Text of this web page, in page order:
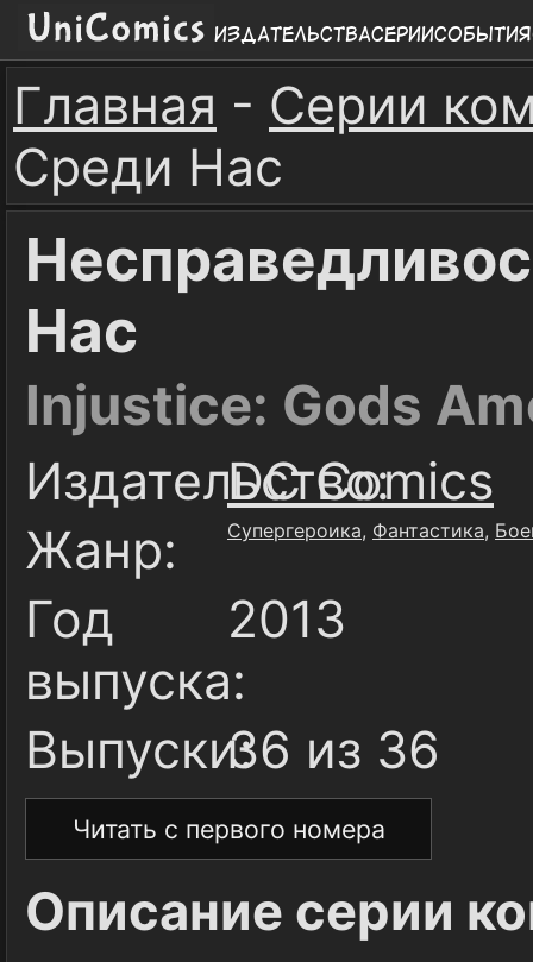
ИздательстваСерииСобытия
Главная - Серии
Среди Нас
Нас
Injustice: Gods
Издательство:
DC Comics
Жанр:
Супергероика, Фантастика,
Год
выпуска:
2013
Выпуски:36 из 36
Читать с первого номера
Описание серии